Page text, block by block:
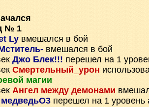
№ 1
Ly вмешался в бой
вмешался в бой
Джо Блек!!! перешел на 1
Смертельный_урон
магии
Ангел между демонами
медведьО3 перешел на 1 уровень